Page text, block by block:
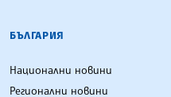
БЪЛГАРСКА
БЪЛГАРИЯ
Национални новини
Регионални новини